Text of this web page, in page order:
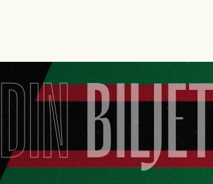
DIN